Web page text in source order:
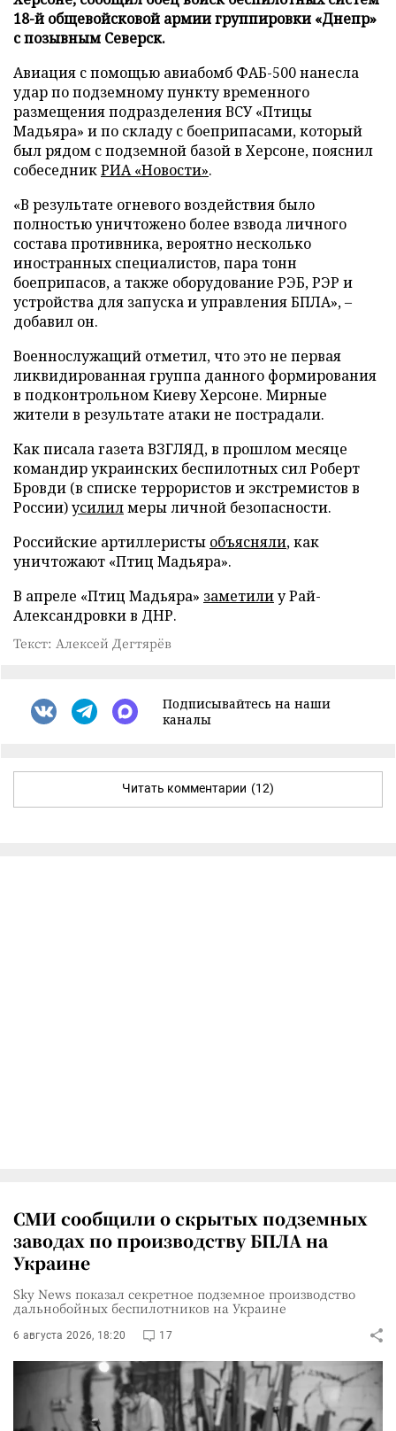
18-й общевойсковой армии группировки «Днепр»
с позывным Северск.
Авиация с помощью авиабомб ФАБ-500 нанесла
удар по подземному пункту временного
размещения подразделения ВСУ «Птицы
Мадьяра» и по складу с боеприпасами, который
был рядом с подземной базой в Херсоне, пояснил
собеседникРИА «Новости».
«В результате огневого воздействия было
полностью уничтожено более взвода личного
состава противника, вероятно несколько
иностранных специалистов, пара тонн
боеприпасов, а также оборудование РЭБ, РЭР и
устройства для запуска и управления БПЛА», –
добавил он.
Военнослужащий отметил, что это не первая
ликвидированная группа данного формирования
в подконтрольном Киеву Херсоне. Мирные
жители в результате атаки не пострадали.
Как писала газета ВЗГЛЯД, в прошлом месяце
командир украинских беспилотных сил Роберт
Бровди (в списке террористов и экстремистов в
России)усилилмеры личной безопасности.
Российские артиллеристы объясняли, как
уничтожают «Птиц Мадьяра».
В апреле «Птиц Мадьяра» заметилиу Рай-
Александровки в ДНР.
Текст: Алексей Дегтярёв
Подписывайтесь на наши
каналы
Читать комментарии (12)
СМИ сообщили о скрытых подземных
заводах по производству БПЛА на
Украине
Sky News показал секретное подземное производство
дальнобойных беспилотников на Украине
6 августа 2026, 18:20 17